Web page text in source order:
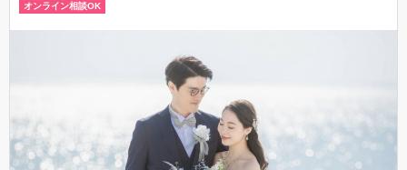
オンライン相談OK